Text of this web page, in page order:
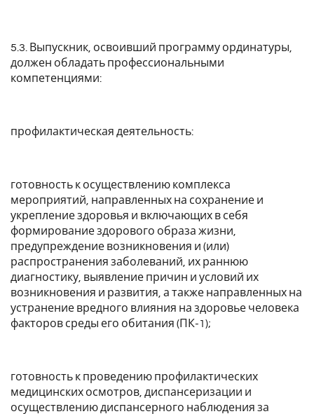
5.3. Выпускник, освоивший программу ординатуры,
должен обладать профессиональными
компетенциями:
профилактическая деятельность:
готовность к осуществлению комплекса
мероприятий, направленных на сохранение и
укрепление здоровья и включающих в себя
формирование здорового образа жизни,
предупреждение возникновения и (или)
распространения заболеваний, их раннюю
диагностику, выявление причин и условий их
возникновения и развития, а также направленных на
устранение вредного влияния на здоровье человека
факторов среды его обитания (ПК-1);
готовность к проведению профилактических
медицинских осмотров, диспансеризации и
осуществлению диспансерного наблюдения за